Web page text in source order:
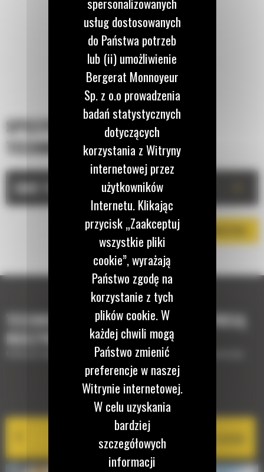
SPECYFIKACJA
TECHNICZNA
DANE TECHNICZNE
POBIERZ BROSZURĘ
TECHNOLOGIE, KTÓRE UZUPEŁNIĄ TWOJĄ
MASZYNĘ
Krótki opis wyposażenia lub technologii potrzebnych do uzupełnienia maszyny
EQUIPMENT MANAGEMENT
Cat PL161 Attachment Locator
usług dostosowanych
do Państwa potrzeb
lub (ii) umożliwienie
Bergerat Monnoyeur
Sp. z o.o prowadzenia
badań statystycznych
dotyczących
korzystania z Witryny
internetowej przez
użytkowników
Internetu. Klikając
przycisk „Zaakceptuj
wszystkie pliki
cookie”, wyrażają
Państwo zgodę na
korzystanie z tych
plików cookie. W
każdej chwili mogą
Państwo zmienić
preferencje w naszej
Witrynie internetowej.
W celu uzyskania
bardziej
szczegółowych
informacji